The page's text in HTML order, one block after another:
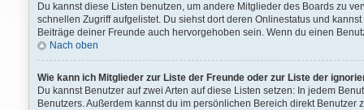
Du kannst diese Listen benutzen, um andere Mitglieder des Boards zu
schnellen Zugriff aufgelistet. Du siehst dort deren Onlinestatus und
Beiträge deiner Freunde auch hervorgehoben sein. Wenn du einen
Nach oben
Wie kann ich Mitglieder zur Liste der Freunde oder zur Liste der
Du kannst Benutzer auf zwei Arten auf diese Listen setzen: In jedem
Benutzers. Außerdem kannst du im persönlichen Bereich direkt